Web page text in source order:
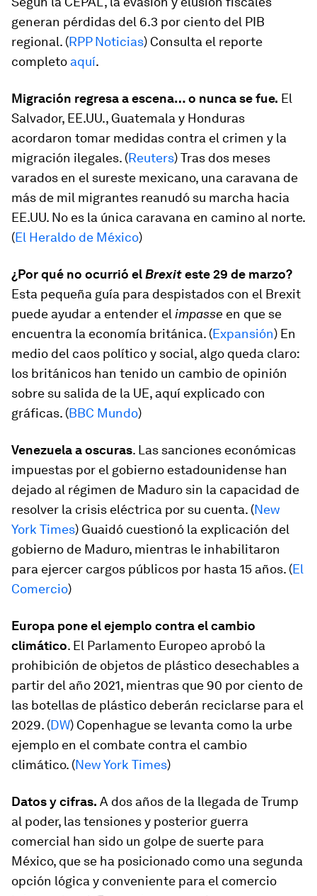
generan pérdidas del 6.3 por ciento del PIB
regional. (RPP Noticias) Consulta el reporte
completo aquí.
Migración regresa a escena… o nunca se fue. El
Salvador, EE.UU., Guatemala y Honduras
acordaron tomar medidas contra el crimen y la
migración ilegales. (Reuters) Tras dos meses
varados en el sureste mexicano, una caravana de
más de mil migrantes reanudó su marcha hacia
EE.UU. No es la única caravana en camino al norte.
(El Heraldo de México)
¿Por qué no ocurrió elBrexiteste 29 de marzo?
Esta pequeña guía para despistados con el Brexit
puede ayudar a entender el impasse en que se
encuentra la economía británica. (Expansión) En
medio del caos político y social, algo queda claro:
los británicos han tenido un cambio de opinión
sobre su salida de la UE, aquí explicado con
gráficas. (BBC Mundo)
Venezuela a oscuras. Las sanciones económicas
impuestas por el gobierno estadounidense han
dejado al régimen de Maduro sin la capacidad de
resolver la crisis eléctrica por su cuenta. (New
York Times) Guaidó cuestionó la explicación del
gobierno de Maduro, mientras le inhabilitaron
para ejercer cargos públicos por hasta 15 años. (El
Comercio)
Europa pone el ejemplo contra el cambio
climático. El Parlamento Europeo aprobó la
prohibición de objetos de plástico desechables a
partir del año 2021, mientras que 90 por ciento de
las botellas de plástico deberán reciclarse para el
2029. (DW) Copenhague se levanta como la urbe
ejemplo en el combate contra el cambio
climático. (New York Times)
Datos y cifras. A dos años de la llegada de Trump
al poder, las tensiones y posterior guerra
comercial han sido un golpe de suerte para
México, que se ha posicionado como una segunda
opción lógica y conveniente para el comercio